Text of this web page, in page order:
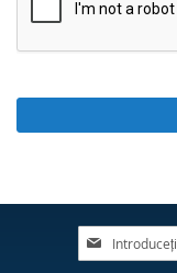
Inscrieți-
vă